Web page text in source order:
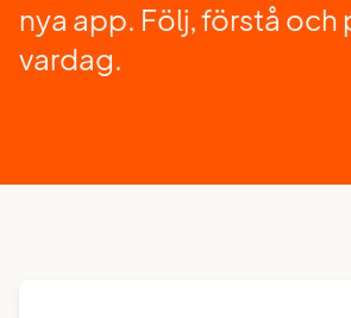
nya app. Följ, förstå och
vardag.